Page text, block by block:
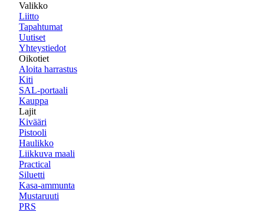
Valikko
Liitto
Tapahtumat
Uutiset
Yhteystiedot
Oikotiet
Aloita harrastus
Kiti
SAL-portaali
Kauppa
Lajit
Kivääri
Pistooli
Haulikko
Liikkuva maali
Practical
Siluetti
Kasa-ammunta
Mustaruuti
PRS